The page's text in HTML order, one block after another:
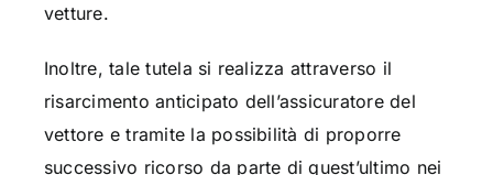
vetture.
Inoltre, tale tutela si realizza attraverso il
risarcimento anticipato dell’assicuratore del
vettore e tramite la possibilità di proporre
successivo ricorso da parte di quest’ultimo nei